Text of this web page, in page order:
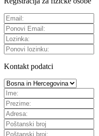
Kontakt podatci